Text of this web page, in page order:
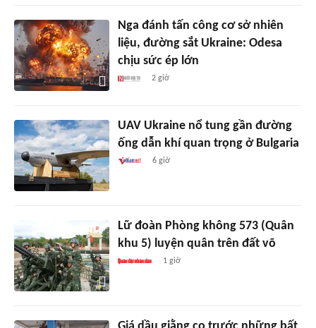
Nga đánh tấn công cơ sở nhiên
liệu, đường sắt Ukraine: Odesa
chịu sức ép lớn
2 giờ
UAV Ukraine nổ tung gần đường
ống dẫn khí quan trọng ở Bulgaria
6 giờ
Lữ đoàn Phòng không 573 (Quân
khu 5) luyện quân trên đất võ
1 giờ